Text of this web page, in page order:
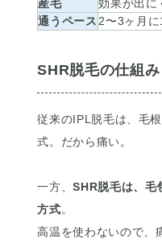
産毛
効果が出に
通うペース 2〜3ヶ月に
SHR脱毛の仕組み
従来のIPL脱毛は、毛
式。だから痛い。
一方、SHR脱毛は、毛
方式。
高温を使わないので、